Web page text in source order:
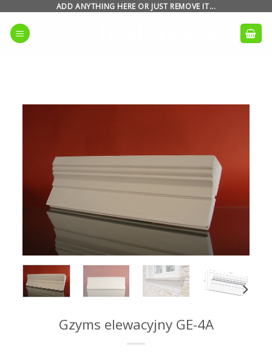
content
ADD ANYTHING HERE OR JUST REMOVE IT...
NAELEWACJE.PL
Gzyms elewacyjny GE-4A